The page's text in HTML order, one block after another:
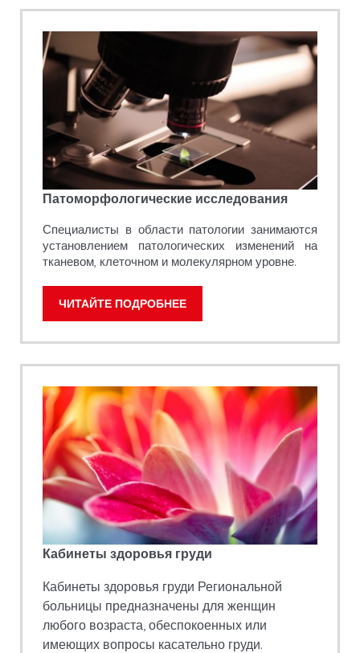
Патоморфологические исследования
Специалисты в области патологии занимаются
установлением патологических изменений на
тканевом, клеточном и молекулярном уровне.
ЧИТАЙТЕ ПОДРОБНЕЕ
Кабинеты здоровья груди
Кабинеты здоровья груди Региональной
больницы предназначены для женщин
любого возраста, обеспокоенных или
имеющих вопросы касательно груди.